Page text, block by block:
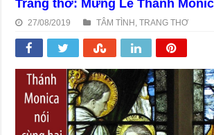
Trang thơ: Mừng Lễ Thánh
27/08/2019 TÂM TÌNH ,TRANG THƠ